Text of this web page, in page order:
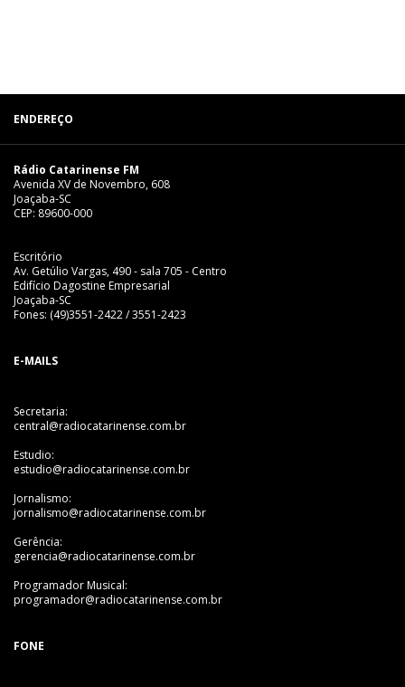
ENDEREÇO
Rádio Catarinense FM
Avenida XV de Novembro, 608
Joaçaba-SC
CEP: 89600-000
Escritório
Av. Getúlio Vargas, 490 - sala 705 - Centro
Edifício Dagostine Empresarial
Joaçaba-SC
Fones: (49)3551-2422 / 3551-2423
E-MAILS
Secretaria:
central@radiocatarinense.com.br
Estudio:
estudio@radiocatarinense.com.br
Jornalismo:
jornalismo@radiocatarinense.com.br
Gerência:
gerencia@radiocatarinense.com.br
Programador Musical:
programador@radiocatarinense.com.br
FONE